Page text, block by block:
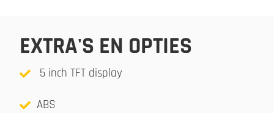
EXTRA'S EN OPTIES
5 inch TFT display
ABS